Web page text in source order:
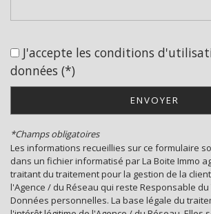
Collège
École maternelle
École primaire
Enseignement supérieur
Lycée
Bibliothèque
J'accepte les conditions
données (*)
ENVOYER
*Champs obligatoires
Les informations recueillies sur ce formulaire
dans un fichier informatisé par La Boite Immo
traitant du traitement pour la gestion de la
l'Agence / du Réseau qui reste Responsable
Données personnelles. La base légale du